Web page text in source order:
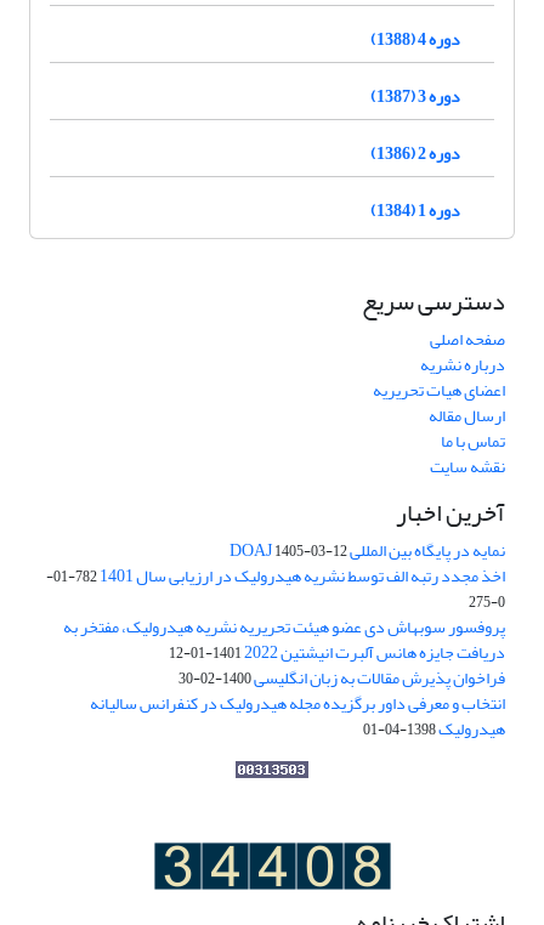
دوره 4 (1388)
دوره 3 (1387)
دوره 2 (1386)
دوره 1 (1384)
دسترسی سریع
صفحه اصلی
درباره نشریه
اعضای هیات تحریریه
ارسال مقاله
تماس با ما
نقشه سایت
آخرین اخبار
نمایه در پایگاه بین المللی DOAJ1405-03-12
اخذ مجدد رتبه الف توسط نشریه هیدرولیک در ارزیابی سال 1401
782-01-
0-275
پروفسور سوبهاش دی عضو هیئت تحریریه نشریه هیدرولیک، مفتخر به
دریافت جایزه هانس آلبرت انیشتین 2022 1401-01-12
فراخوان پذیرش مقالات به زبان انگلیسی1400-02-30
انتخاب و معرفی داور برگزیده مجله هیدرولیک در کنفرانس سالیانه
هیدرولیک1398-04-01